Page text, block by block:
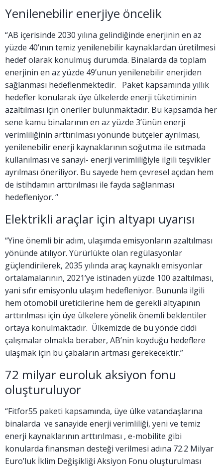
Yenilenebilir enerjiye öncelik
“AB içerisinde 2030 yılına gelindiğinde enerjinin en az
yüzde 40’ının temiz yenilenebilir kaynaklardan üretilmesi
hedef olarak konulmuş durumda. Binalarda da toplam
enerjinin en az yüzde 49’unun yenilenebilir enerjiden
sağlanması hedeflenmektedir. Paket kapsamında yıllık
hedefler konularak üye ülkelerde enerji tüketiminin
azaltılması için öneriler bulunmaktadır. Bu kapsamda her
sene kamu binalarının en az yüzde 3’ünün enerji
verimliliğinin arttırılması yönünde bütçeler ayrılması,
yenilenebilir enerji kaynaklarının soğutma ile ısıtmada
kullanılması ve sanayi- enerji verimliliğiyle ilgili teşvikler
ayrılması öneriliyor. Bu sayede hem çevresel açıdan hem
de istihdamın arttırılması ile fayda sağlanması
hedefleniyor. “
Elektrikli araçlar için altyapı uyarısı
“Yine önemli bir adım, ulaşımda emisyonların azaltılması
yönünde atılıyor. Yürürlükte olan regülasyonlar
güçlendirilerek, 2035 yılında araç kaynaklı emisyonlar
ortalamalarının, 2021’ye istinaden yüzde 100 azaltılması,
yani sıfır emisyonlu ulaşım hedefleniyor. Bununla ilgili
hem otomobil üreticilerine hem de gerekli altyapının
arttırılması için üye ülkelere yönelik önemli beklentiler
ortaya konulmaktadır. Ülkemizde de bu yönde ciddi
çalışmalar olmakla beraber, AB’nin koyduğu hedeflere
ulaşmak için bu çabaların artması gerekecektir.”
72 milyar euroluk aksiyon fonu
oluşturuluyor
“Fitfor55 paketi kapsamında, üye ülke vatandaşlarına
binalarda ve sanayide enerji verimliliği, yeni ve temiz
enerji kaynaklarının arttırılması , e-mobilite gibi
konularda finansman desteği verilmesi adına 72.2 Milyar
Euro’luk İklim Değişikliği Aksiyon Fonu oluşturulması